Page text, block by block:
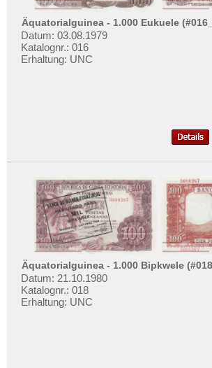
Togo
Tschad
Tunesien
Zentralafrikanische Republik
Zimbabwe
Äquatorialguinea - 1.000 Eukuele
Datum: 03.08.1979
Katalognr.: 016
Erhaltung: UNC
Äquatorialguinea - 1.000 Bipkwele
Datum: 21.10.1980
Katalognr.: 018
Erhaltung: UNC